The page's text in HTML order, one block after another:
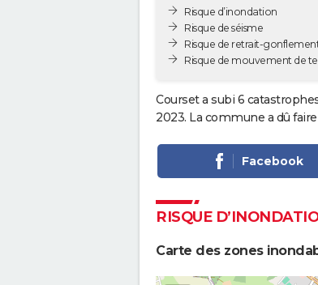
Risque d’inondation
Risque de séisme
Risque de retrait-
Risque de mouvement de
Courset a subi 6
2023. La commune a dû
Facebook
RISQUE
Carte des zones